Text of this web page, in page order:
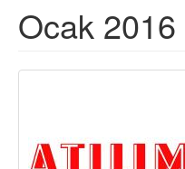
Ocak 2016